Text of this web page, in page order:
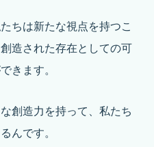
ちは新たな視点を持つこ
造された存在としての可
きます。
創造力を持って、私たち
んです。